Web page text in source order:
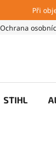
Při
Ochrana
STIHL